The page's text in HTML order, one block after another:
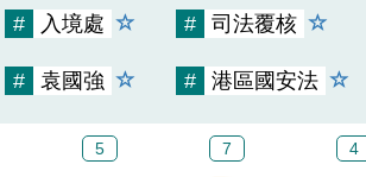
# 入境處 # 司法覆核
# 袁國強 # 港區國安法
5 7 4